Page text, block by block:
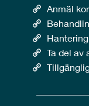
Anmäl
Ta del av